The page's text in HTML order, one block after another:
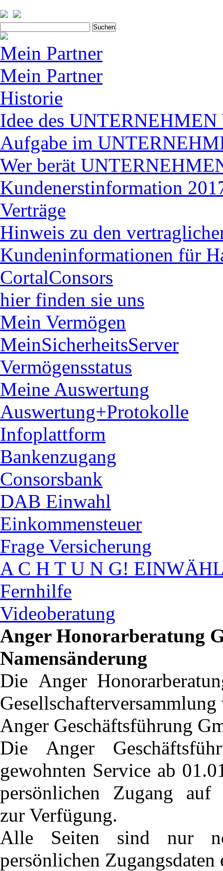
nach:
Mein Partner
Mein Partner
Historie
Idee des
Aufgabe im
Wer berät
Kundenerstinformation
Verträge
Hinweis zu den
Kundeninformationen für
CortalConsors
hier finden sie uns
Mein Vermögen
MeinSicherheitsServer
Vermögensstatus
Meine Auswertung
Auswertung+Protokolle
Infoplattform
Bankenzugang
Consorsbank
DAB Einwahl
Einkommensteuer
Frage Versicherung
A C H T U N G!
Fernhilfe
Videoberatung
Anger Honorarberatung
Namensänderung
Die Anger
Anger Geschäftsführung
Die Anger
gewohnten Service ab
persönlichen Zugang
zur Verfügung.
Alle Seiten sind nur
persönlichen Zugangsdaten